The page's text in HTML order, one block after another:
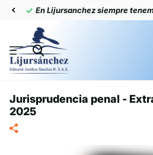
En Lijursanchez siempre tenemos todos
Jurisprudencia penal -
2025